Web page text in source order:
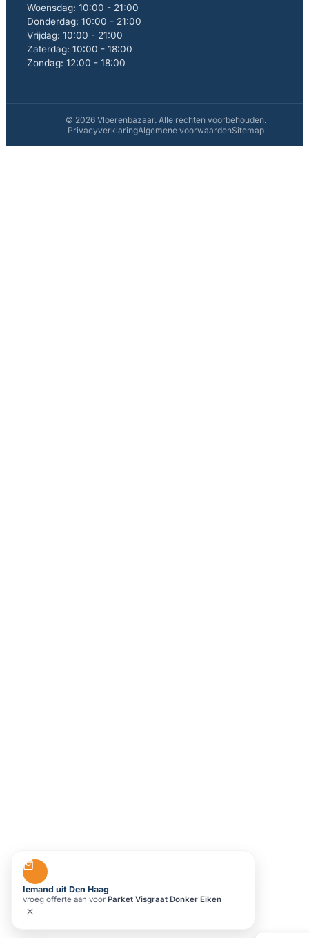
Woensdag: 10:00 - 21:00
Donderdag: 10:00 - 21:00
Vrijdag: 10:00 - 21:00
Zaterdag: 10:00 - 18:00
Zondag: 12:00 - 18:00
© 2026 Vloerenbazaar. Alle rechten voorbehouden.
PrivacyverklaringAlgemene voorwaardenSitemap
Iemand uit Den Haag
vroeg offerte aan voor Parket Visgraat Donker Eiken